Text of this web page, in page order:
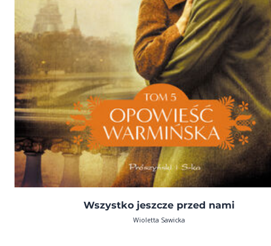
Wszystko jeszcze przed nami
Wioletta Sawicka